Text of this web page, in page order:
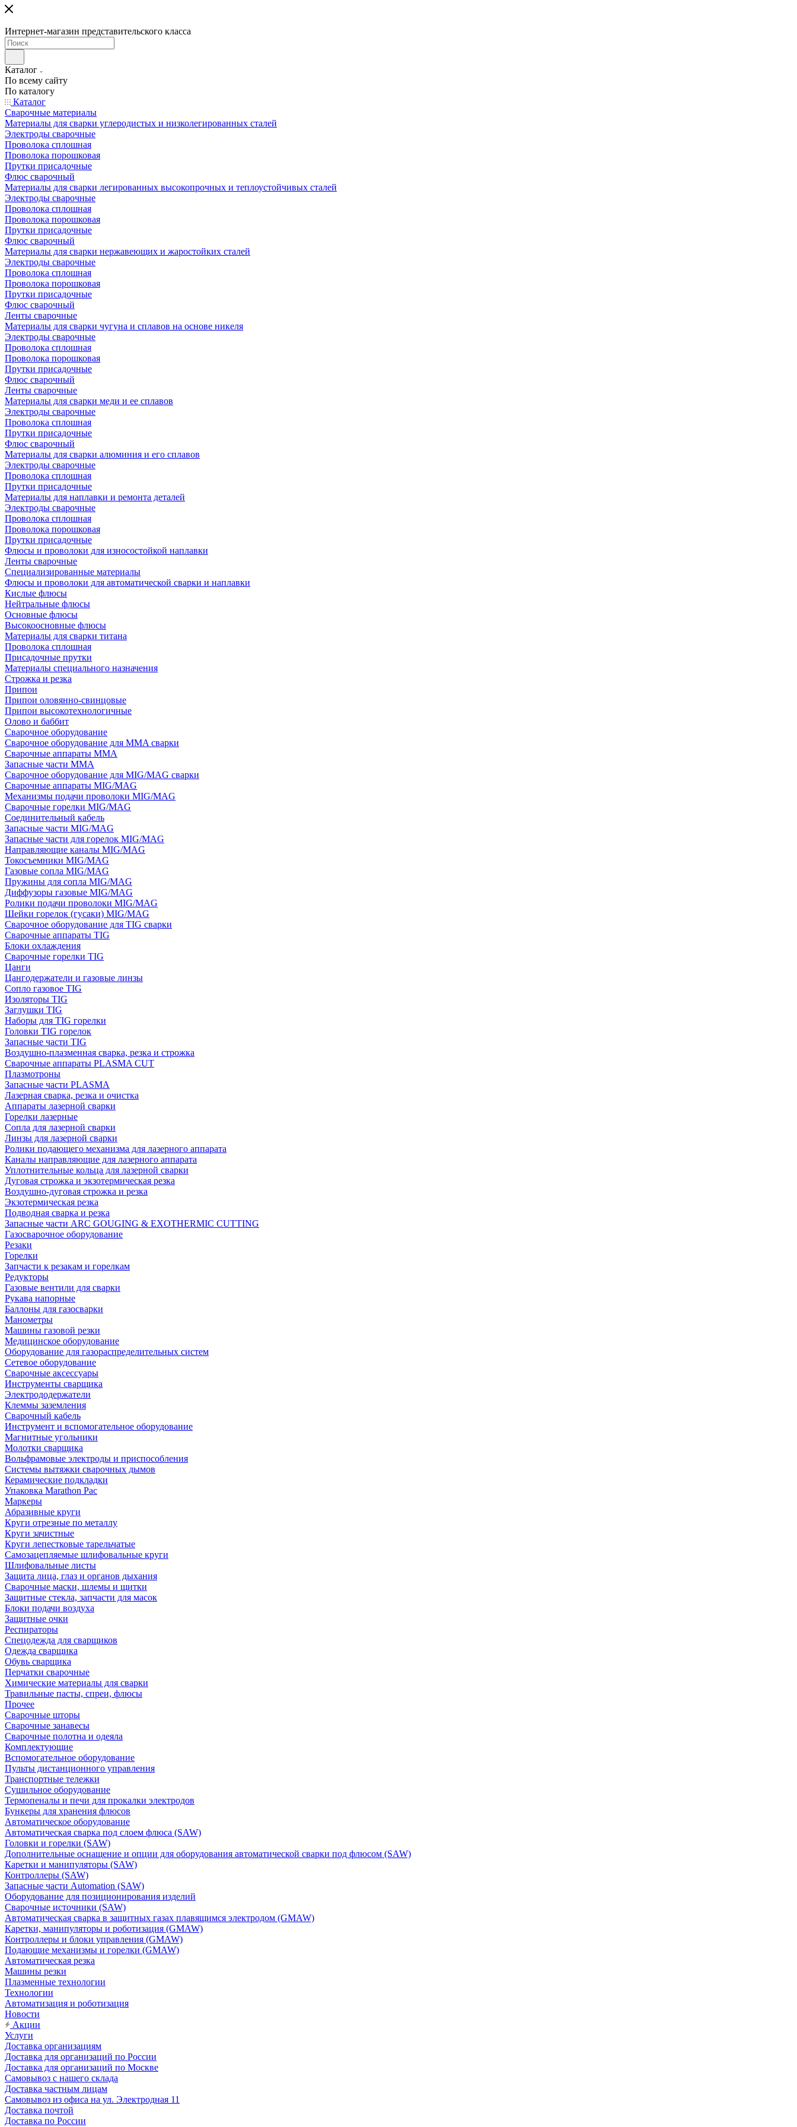
Интернет-магазин представительского класса
Каталог
По всему сайту
По каталогу
Каталог
Сварочные материалы
Материалы для сварки углеродистых и низколегированных сталей
Электроды сварочные
Проволока сплошная
Проволока порошковая
Прутки присадочные
Флюс сварочный
Материалы для сварки легированных высокопрочных и теплоустойчивых сталей
Электроды сварочные
Проволока сплошная
Проволока порошковая
Прутки присадочные
Флюс сварочный
Материалы для сварки нержавеющих и жаростойких сталей
Электроды сварочные
Проволока сплошная
Проволока порошковая
Прутки присадочные
Флюс сварочный
Ленты сварочные
Материалы для сварки чугуна и сплавов на основе никеля
Электроды сварочные
Проволока сплошная
Проволока порошковая
Прутки присадочные
Флюс сварочный
Ленты сварочные
Материалы для сварки меди и ее сплавов
Электроды сварочные
Проволока сплошная
Прутки присадочные
Флюс сварочный
Материалы для сварки алюминия и его сплавов
Электроды сварочные
Проволока сплошная
Прутки присадочные
Материалы для наплавки и ремонта деталей
Электроды сварочные
Проволока сплошная
Проволока порошковая
Прутки присадочные
Флюсы и проволоки для износостойкой наплавки
Ленты сварочные
Специализированные материалы
Флюсы и проволоки для автоматической сварки и наплавки
Кислые флюсы
Нейтральные флюсы
Основные флюсы
Высокоосновные флюсы
Материалы для сварки титана
Проволока сплошная
Присадочные прутки
Материалы специального назначения
Строжка и резка
Припои
Припои оловянно-свинцовые
Припои высокотехнологичные
Олово и баббит
Сварочное оборудование
Сварочное оборудование для MMA сварки
Сварочные аппараты MMA
Запасные части MMA
Сварочное оборудование для MIG/MAG сварки
Сварочные аппараты MIG/MAG
Механизмы подачи проволоки MIG/MAG
Сварочные горелки MIG/MAG
Соединительный кабель
Запасные части MIG/MAG
Запасные части для горелок MIG/MAG
Направляющие каналы MIG/MAG
Токосъемники MIG/MAG
Газовые сопла MIG/MAG
Пружины для сопла MIG/MAG
Диффузоры газовые MIG/MAG
Ролики подачи проволоки MIG/MAG
Шейки горелок (гусаки) MIG/MAG
Сварочное оборудование для TIG сварки
Сварочные аппараты TIG
Блоки охлаждения
Сварочные горелки TIG
Цанги
Цангодержатели и газовые линзы
Сопло газовое TIG
Изоляторы TIG
Заглушки TIG
Наборы для TIG горелки
Головки TIG горелок
Запасные части TIG
Воздушно-плазменная сварка, резка и строжка
Сварочные аппараты PLASMA CUT
Плазмотроны
Запасные части PLASMA
Лазерная сварка, резка и очистка
Аппараты лазерной сварки
Горелки лазерные
Сопла для лазерной сварки
Линзы для лазерной сварки
Ролики подающего механизма для лазерного аппарата
Каналы направляющие для лазерного аппарата
Уплотнительные кольца для лазерной сварки
Дуговая строжка и экзотермическая резка
Воздушно-дуговая строжка и резка
Экзотермическая резка
Подводная сварка и резка
Запасные части ARC GOUGING & EXOTHERMIC CUTTING
Газосварочное оборудование
Резаки
Горелки
Запчасти к резакам и горелкам
Редукторы
Газовые вентили для сварки
Рукава напорные
Баллоны для газосварки
Манометры
Машины газовой резки
Медицинское оборудование
Оборудование для газораспределительных систем
Сетевое оборудование
Сварочные аксессуары
Инструменты сварщика
Электрододержатели
Клеммы заземления
Сварочный кабель
Инструмент и вспомогательное оборудование
Магнитные угольники
Молотки сварщика
Вольфрамовые электроды и приспособления
Системы вытяжки сварочных дымов
Керамические подкладки
Упаковка Marathon Pac
Маркеры
Абразивные круги
Круги отрезные по металлу
Круги зачистные
Круги лепестковые тарельчатые
Самозацепляемые шлифовальные круги
Шлифовальные листы
Защита лица, глаз и органов дыхания
Сварочные маски, шлемы и щитки
Защитные стекла, запчасти для масок
Блоки подачи воздуха
Защитные очки
Респираторы
Спецодежда для сварщиков
Одежда сварщика
Обувь сварщика
Перчатки сварочные
Химические материалы для сварки
Травильные пасты, спреи, флюсы
Прочее
Сварочные шторы
Сварочные занавесы
Сварочные полотна и одеяла
Комплектующие
Вспомогательное оборудование
Пульты дистанционного управления
Транспортные тележки
Сушильное оборудование
Термопеналы и печи для прокалки электродов
Бункеры для хранения флюсов
Автоматическое оборудование
Автоматическая сварка под слоем флюса (SAW)
Головки и горелки (SAW)
Дополнительные оснащение и опции для оборудования автоматической сварки под флюсом (SAW)
Каретки и манипуляторы (SAW)
Контроллеры (SAW)
Запасные части Automation (SAW)
Оборудование для позиционирования изделий
Сварочные источники (SAW)
Автоматическая сварка в защитных газах плавящимся электродом (GMAW)
Каретки, манипуляторы и роботизация (GMAW)
Контроллеры и блоки управления (GMAW)
Подающие механизмы и горелки (GMAW)
Автоматическая резка
Машины резки
Плазменные технологии
Технологии
Автоматизация и роботизация
Новости
Акции
Услуги
Доставка организациям
Доставка для организаций по России
Доставка для организаций по Москве
Самовывоз с нашего склада
Доставка частным лицам
Самовывоз из офиса на ул. Электродная 11
Доставка почтой
Доставка по России